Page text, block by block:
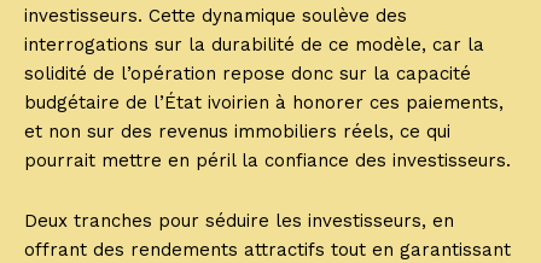
investisseurs. Cette dynamique soulève des
interrogations sur la durabilité de ce modèle, car la
solidité de l’opération repose donc sur la capacité
budgétaire de l’État ivoirien à honorer ces paiements,
et non sur des revenus immobiliers réels, ce qui
pourrait mettre en péril la confiance des investisseurs.
Deux tranches pour séduire les investisseurs, en
offrant des rendements attractifs tout en garantissant